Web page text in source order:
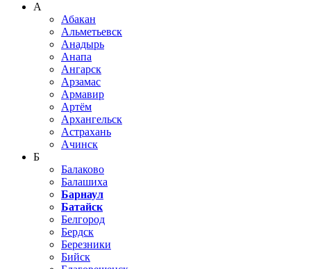
А
Абакан
Альметьевск
Анадырь
Анапа
Ангарск
Арзамас
Армавир
Артём
Архангельск
Астрахань
Ачинск
Б
Балаково
Балашиха
Барнаул
Батайск
Белгород
Бердск
Березники
Бийск